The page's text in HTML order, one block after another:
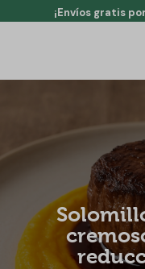
¡Envíos gratis